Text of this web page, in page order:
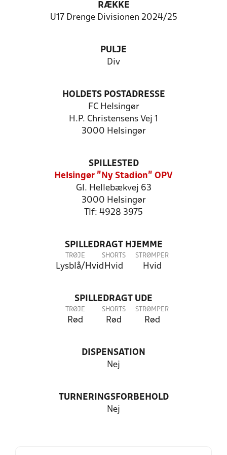
RÆKKE
U17 Drenge Divisionen 2024/25
PULJE
Div
HOLDETS POSTADRESSE
FC Helsingør
H.P. Christensens Vej 1
3000 Helsingør
SPILLESTED
Helsingør "Ny Stadion" OPV
Gl. Hellebækvej 63
3000 Helsingør
Tlf: 4928 3975
SPILLEDRAGT HJEMME
TRØJE
Lysblå/Hvid
SHORTS
Hvid
STRØMPER
Hvid
SPILLEDRAGT UDE
TRØJE
Rød
SHORTS
Rød
STRØMPER
Rød
DISPENSATION
Nej
TURNERINGSFORBEHOLD
Nej